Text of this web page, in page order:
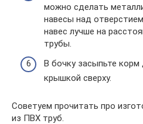
можно сделать
навесы над
навес лучше на
трубы.
В бочку засыпьте корм
крышкой сверху.
Советуем прочитать про
из ПВХ труб.